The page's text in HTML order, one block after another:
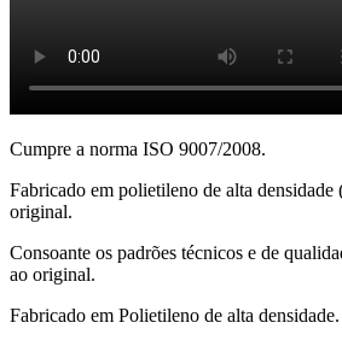
Cumpre a norma ISO 9007/2008.
Fabricado em polietileno de alta
original.
Consoante os padrões técnicos e de
ao original.
Fabricado em Polietileno de alta densidade.